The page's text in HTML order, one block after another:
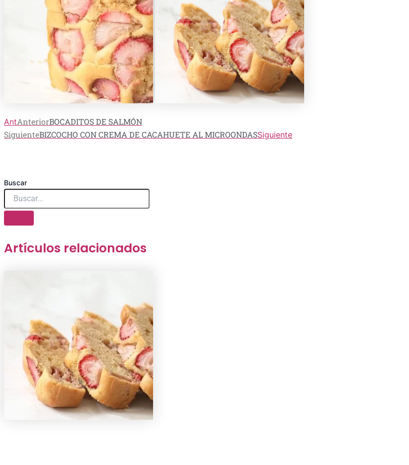
AntAnteriorBOCADITOS DE SALMÓN
SiguienteBIZCOCHO CON CREMA DE CACAHUETE AL MICROONDASSiguiente
Buscar
Artículos relacionados